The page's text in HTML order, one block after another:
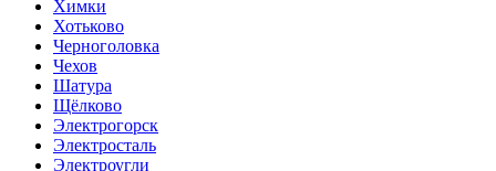
Химки
Хотьково
Черноголовка
Чехов
Шатура
Щёлково
Электрогорск
Электросталь
Электроугли